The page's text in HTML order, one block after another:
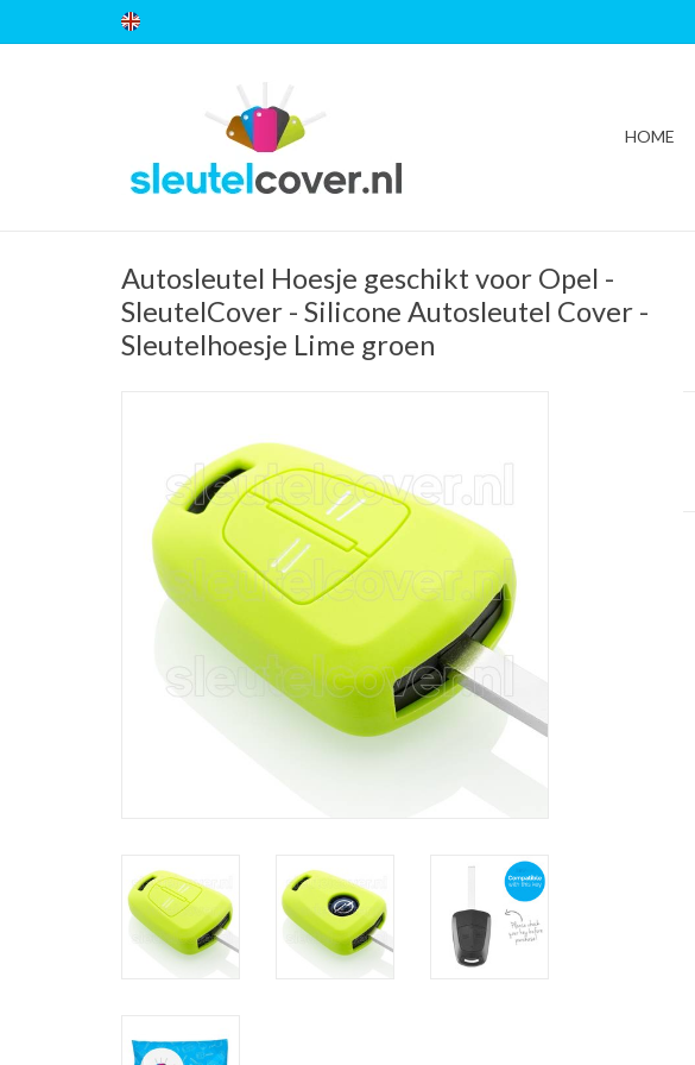
HOME
Autosleutel Hoesje geschikt voor Opel -
SleutelCover - Silicone Autosleutel Cover -
Sleutelhoesje Lime groen